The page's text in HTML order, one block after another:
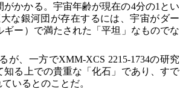
かかる。宇宙年齢が現在の4分の1とい
な銀河団が存在するには、宇宙がダー
ー）で満たされた「平坦」なものでな
、一方でXMM-XCS 2215-1734の研究
る上での貴重な「化石」であり、すで
いるとのことだ。